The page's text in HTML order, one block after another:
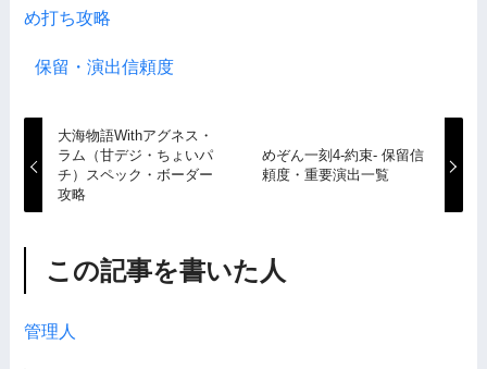
め打ち攻略
保留・演出信頼度
大海物語Withアグネス・
ラム（甘デジ・ちょいパ
チ）スペック・ボーダー
攻略
めぞん一刻4-約束- 保留信
頼度・重要演出一覧
この記事を書いた人
管理人